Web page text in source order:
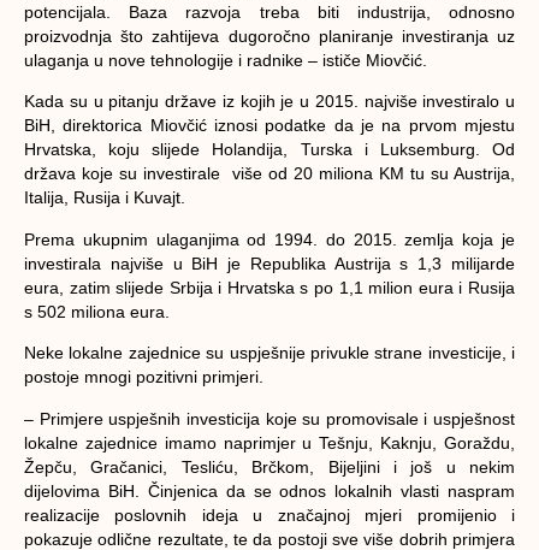
potencijala. Baza razvoja treba biti industrija, odnosno
proizvodnja što zahtijeva dugoročno planiranje investiranja uz
ulaganja u nove tehnologije i radnike – ističe Miovčić.
Kada su u pitanju države iz kojih je u 2015. najviše investiralo u
BiH, direktorica Miovčić iznosi podatke da je na prvom mjestu
Hrvatska, koju slijede Holandija, Turska i Luksemburg. Od
država koje su investirale više od 20 miliona KM tu su Austrija,
Italija, Rusija i Kuvajt.
Prema ukupnim ulaganjima od 1994. do 2015. zemlja koja je
investirala najviše u BiH je Republika Austrija s 1,3 milijarde
eura, zatim slijede Srbija i Hrvatska s po 1,1 milion eura i Rusija
s 502 miliona eura.
Neke lokalne zajednice su uspješnije privukle strane investicije, i
postoje mnogi pozitivni primjeri.
– Primjere uspješnih investicija koje su promovisale i uspješnost
lokalne zajednice imamo naprimjer u Tešnju, Kaknju, Goraždu,
Žepču, Gračanici, Tesliću, Brčkom, Bijeljini i još u nekim
dijelovima BiH. Činjenica da se odnos lokalnih vlasti naspram
realizacije poslovnih ideja u značajnoj mjeri promijenio i
pokazuje odlične rezultate, te da postoji sve više dobrih primjera